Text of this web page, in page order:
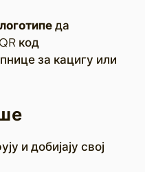
да
код
за кацигу или
и добијају свој